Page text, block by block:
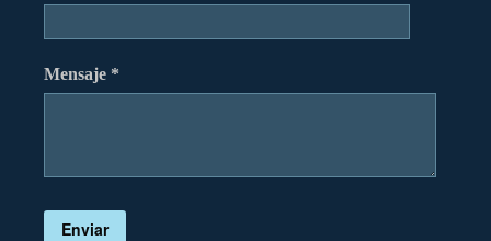
Mensaje *
Enviar